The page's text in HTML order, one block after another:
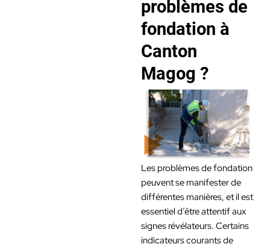
problèmes de
fondation à
Canton
Magog ?
Les problèmes de fondation
peuvent se manifester de
différentes manières, et il est
essentiel d’être attentif aux
signes révélateurs. Certains
indicateurs courants de